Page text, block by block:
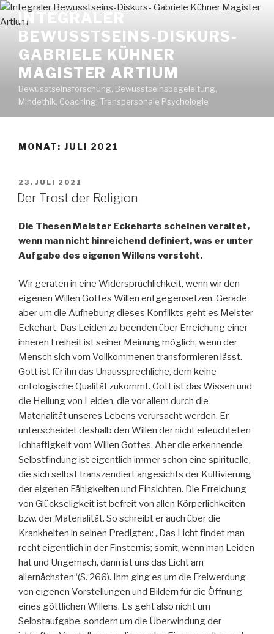
Zum
Inhalt
springen
INTEGRALER
BEWUSSTSEINS-DISKURS-
GABRIELE KÜHNER
MAGISTER ARTIUM
Bewusstseinsforschung, Bewusstseinsbegeleitung,
Mindethik, Coaching, Transpersonale Psychologie
MONAT: JULI 2021
VERÖFFENTLICHT
AM
23. JULI 2021
Der Trost der Religion
Die Thesen Meister Eckeharts scheinen veraltet,
wenn man nicht hinreichend definiert, was er unter
Aufgabe des eigenen Willens versteht.
Wir geraten in eine Widersprüchlichkeit, wenn wir den
eigenen Willen Gottes Willen entgegensetzen. Gerade
aber um die Aufhebung dieses Konflikts geht es Meister
Eckehart. Das Leiden zu beenden über Erreichung einer
inneren Freiheit ist seiner Meinung möglich, wenn der
Mensch sich vom Vollkommenen transformieren lässt.
Gott ist für ihn das Unaussprechliche, dem keine
ontologische Qualität zukommt. Gott ist das Wissen und
die Heilung von Leiden, die vor allem durch die
Materialität unseres Lebens verursacht werden. Er
unterscheidet deshalb den Willen der nicht erleuchteten
Ichhaftigkeit vom Willen Gottes. Aber die erkennende
Selbstfindung ist eigentlich immer schon eine spirituelle,
die sich selbst transzendiert angesichts der Kultivierung
der eigenen Fähigkeiten und Einsichten. Die Erreichung
von Glückseligkeit ist befreit von allen Körperlichkeiten
bzw. der Materialität. So schreibt er auch über die
Krankheiten in seinen Predigten: „Das Licht findet man
recht eigentlich in der Finsternis; somit, wenn man Leiden
hat und Ungemach, dann ist uns das Licht am
allernächsten“(S. 266). Ihm ging es um die Freiwerdung
von eigenen Vorstellungen und Bildern für die Öffnung
eines göttlichen Willens. Es geht also nicht um
Selbstaufgabe, sondern um die Überwindung der